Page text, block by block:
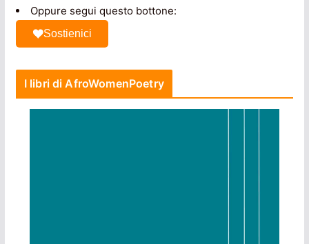
Oppure segui questo bottone:
Sostienici
I libri di AfroWomenPoetry